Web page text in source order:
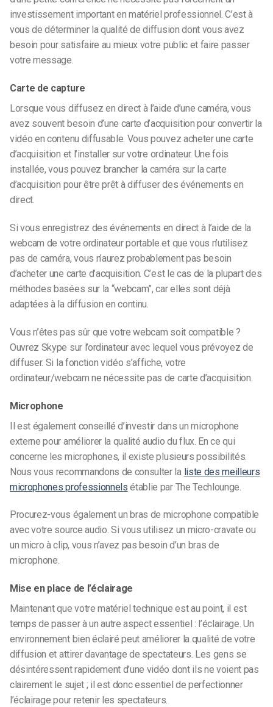
investissement important en matériel professionnel. C’est à
vous de déterminer la qualité de diffusion dont vous avez
besoin pour satisfaire au mieux votre public et faire passer
votre message.
Carte de capture
Lorsque vous diffusez en direct à l’aide d’une caméra, vous
avez souvent besoin d’une carte d’acquisition pour convertir la
vidéo en contenu diffusable. Vous pouvez acheter une carte
d’acquisition et l’installer sur votre ordinateur. Une fois
installée, vous pouvez brancher la caméra sur la carte
d’acquisition pour être prêt à diffuser des événements en
direct.
Si vous enregistrez des événements en direct à l’aide de la
webcam de votre ordinateur portable et que vous n’utilisez
pas de caméra, vous n’aurez probablement pas besoin
d’acheter une carte d’acquisition. C’est le cas de la plupart des
méthodes basées sur la “webcam”, car elles sont déjà
adaptées à la diffusion en continu.
Vous n’êtes pas sûr que votre webcam soit compatible ?
Ouvrez Skype sur l’ordinateur avec lequel vous prévoyez de
diffuser. Si la fonction vidéo s’affiche, votre
ordinateur/webcam ne nécessite pas de carte d’acquisition.
Microphone
Il est également conseillé d’investir dans un microphone
externe pour améliorer la qualité audio du flux. En ce qui
concerne les microphones, il existe plusieurs possibilités.
Nous vous recommandons de consulter la liste des meilleurs
microphones professionnels établie par The Techlounge.
Procurez-vous également un bras de microphone compatible
avec votre source audio. Si vous utilisez un micro-cravate ou
un micro à clip, vous n’avez pas besoin d’un bras de
microphone.
Mise en place de l’éclairage
Maintenant que votre matériel technique est au point, il est
temps de passer à un autre aspect essentiel : l’éclairage. Un
environnement bien éclairé peut améliorer la qualité de votre
diffusion et attirer davantage de spectateurs. Les gens se
désintéressent rapidement d’une vidéo dont ils ne voient pas
clairement le sujet ; il est donc essentiel de perfectionner
l’éclairage pour retenir les spectateurs.